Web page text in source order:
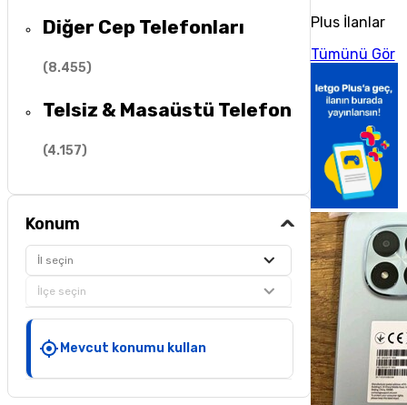
Diğer Cep Telefonları
(8.455)
Telsiz & Masaüstü Telefon
(4.157)
Konum
İl seçin
İlçe seçin
Mevcut konumu kullan
Plus İlanlar
Tümünü Gör